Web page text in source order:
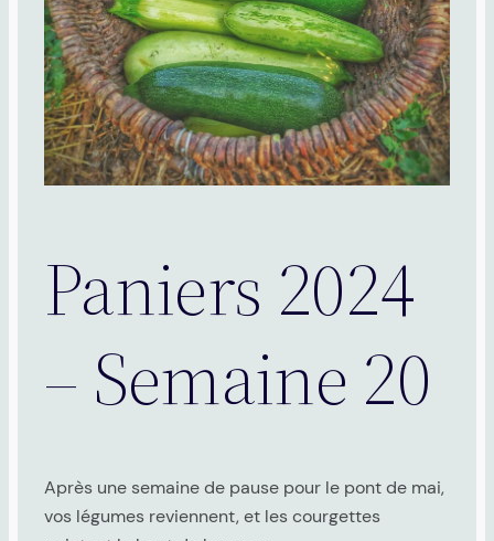
Paniers 2024
– Semaine 20
Après une semaine de pause pour le pont de mai,
vos légumes reviennent, et les courgettes